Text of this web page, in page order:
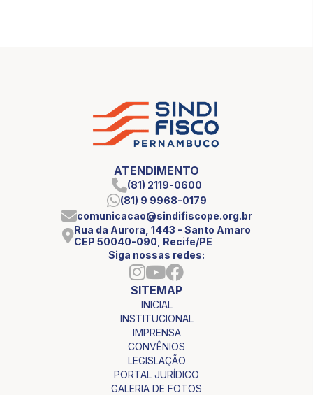
ATENDIMENTO
(81) 2119-0600
(81) 9 9968-0179
comunicacao@sindifiscope.org.br
Rua da Aurora, 1443 - Santo Amaro
CEP 50040-090, Recife/PE
Siga nossas redes:
SITEMAP
INICIAL
INSTITUCIONAL
IMPRENSA
CONVÊNIOS
LEGISLAÇÃO
PORTAL JURÍDICO
GALERIA DE FOTOS